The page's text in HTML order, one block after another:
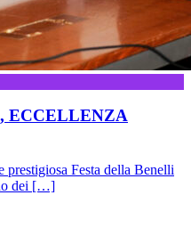
ECCELLENZA
Festa della Benelli
dei […]